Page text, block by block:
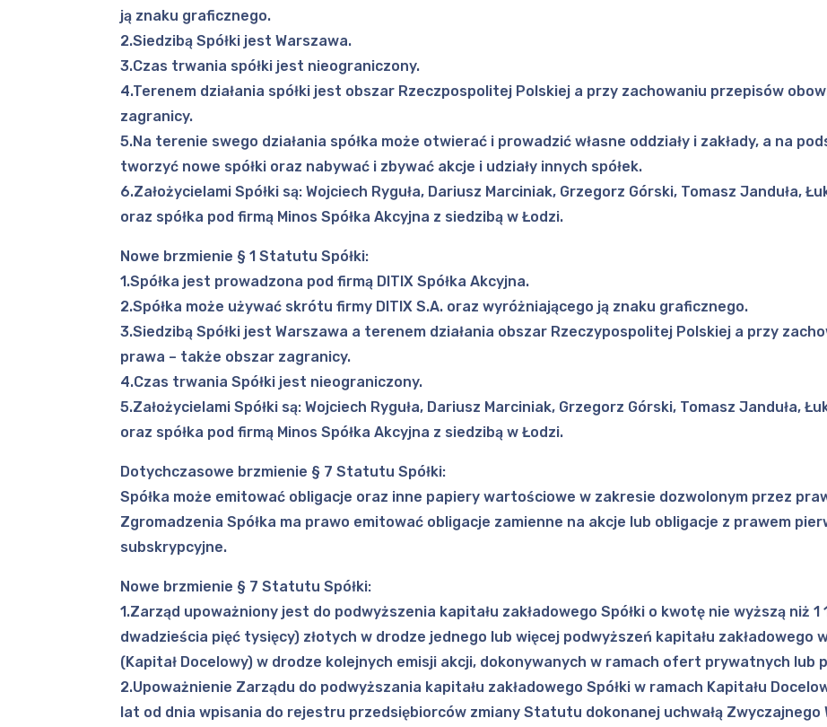
ją znaku graficznego.
2.Siedzibą Spółki jest Warszawa.
3.Czas trwania spółki jest nieograniczony.
4.Terenem działania spółki jest obszar Rzeczpospolitej Polskiej a przy zachowaniu przepisów
zagranicy.
5.Na terenie swego działania spółka może otwierać i prowadzić własne oddziały i zakłady, a na
tworzyć nowe spółki oraz nabywać i zbywać akcje i udziały innych spółek.
6.Założycielami Spółki są: Wojciech Ryguła, Dariusz Marciniak, Grzegorz Górski, Tomasz Janduła,
oraz spółka pod firmą Minos Spółka Akcyjna z siedzibą w Łodzi.
Nowe brzmienie § 1 Statutu Spółki:
1.Spółka jest prowadzona pod firmą DITIX Spółka Akcyjna.
2.Spółka może używać skrótu firmy DITIX S.A. oraz wyróżniającego ją znaku graficznego.
3.Siedzibą Spółki jest Warszawa a terenem działania obszar Rzeczypospolitej Polskiej a przy
prawa – także obszar zagranicy.
4.Czas trwania Spółki jest nieograniczony.
5.Założycielami Spółki są: Wojciech Ryguła, Dariusz Marciniak, Grzegorz Górski, Tomasz Janduła,
oraz spółka pod firmą Minos Spółka Akcyjna z siedzibą w Łodzi.
Dotychczasowe brzmienie § 7 Statutu Spółki:
Spółka może emitować obligacje oraz inne papiery wartościowe w zakresie dozwolonym przez
Zgromadzenia Spółka ma prawo emitować obligacje zamienne na akcje lub obligacje z prawem
subskrypcyjne.
Nowe brzmienie § 7 Statutu Spółki:
1.Zarząd upoważniony jest do podwyższenia kapitału zakładowego Spółki o kwotę nie wyższą niż 1
dwadzieścia pięć tysięcy) złotych w drodze jednego lub więcej podwyższeń kapitału zakładowego
(Kapitał Docelowy) w drodze kolejnych emisji akcji, dokonywanych w ramach ofert prywatnych lub
2.Upoważnienie Zarządu do podwyższania kapitału zakładowego Spółki w ramach Kapitału
lat od dnia wpisania do rejestru przedsiębiorców zmiany Statutu dokonanej uchwałą Zwyczajnego